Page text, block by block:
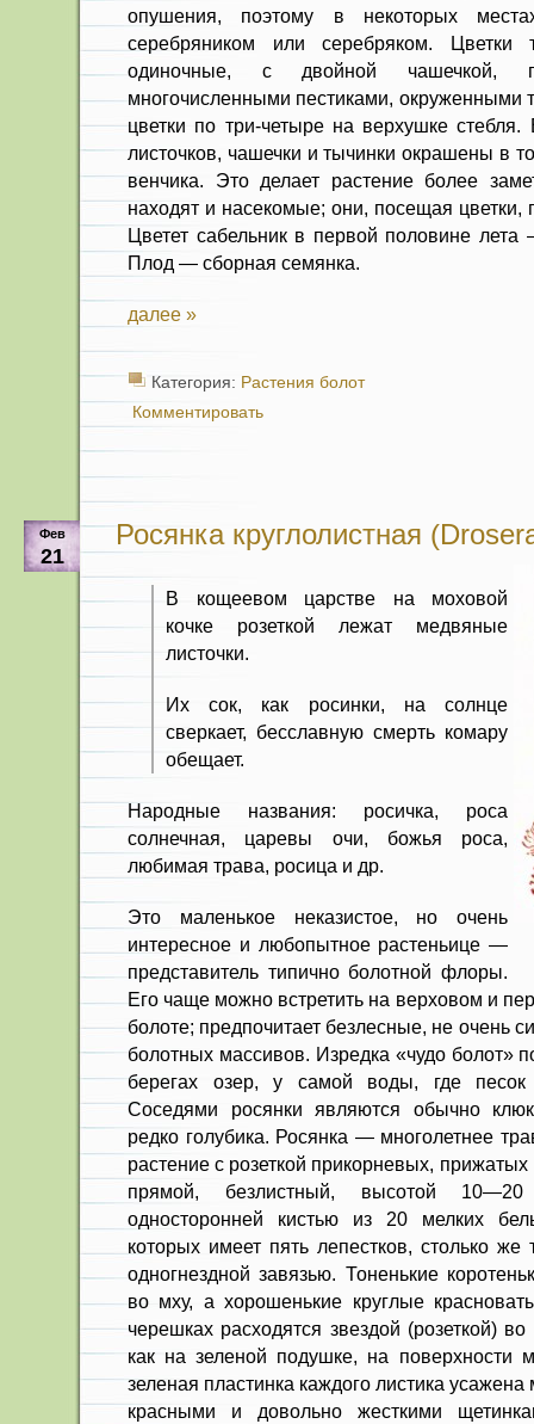
опушения, поэтому в некоторых
серебряником или серебряком. Цветки
одиночные, с двойной чашечкой,
многочисленными пестиками, окруженными
цветки по три-четыре на верхушке стебля.
листочков, чашечки и тычинки окрашены в
венчика. Это делает растение более
находят и насекомые; они, посещая цветки,
Цветет сабельник в первой половине
Плод — сборная семянка.
далее »
Категория: Растения болот
Комментировать
Фев
21
Росянка круглолистная
В кощеевом царстве на моховой
кочке розеткой лежат медвяные
листочки.
Их сок, как росинки, на солнце
сверкает, бесславную смерть комару
обещает.
Народные названия: росичка, роса
солнечная, царевы очи, божья роса,
любимая трава, росица и др.
Это маленькое неказистое, но очень
интересное и любопытное растеньице —
представитель типично болотной флоры.
Его чаще можно встретить на верховом и
болоте; предпочитает безлесные, не очень
болотных массивов. Изредка «чудо болот»
берегах озер, у самой воды, где песок
Соседями росянки являются обычно
редко голубика. Росянка — многолетнее
растение с розеткой прикорневых,
прямой, безлистный, высотой
односторонней кистью из 20 мелких
которых имеет пять лепестков, столько
одногнездной завязью. Тоненькие
во мху, а хорошенькие круглые
черешках расходятся звездой (розеткой)
как на зеленой подушке, на
зеленая пластинка каждого листика
красными и довольно жесткими